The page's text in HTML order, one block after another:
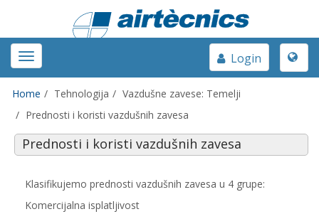
Toggle
navigation
Toggle
Login
Home Tehnologija
Vazdušne zavese: Temelji
Prednosti i koristi vazdušnih zavesa
Prednosti i koristi vazdušnih zavesa
Klasifikujemo prednosti vazdušnih zavesa u 4 grupe:
Komercijalna isplatljivost